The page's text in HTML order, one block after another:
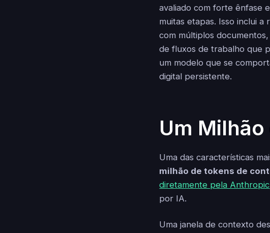
avaliado com forte ênfase
muitas etapas. Isso inclui a
com múltiplos
de fluxos de trabalho que
um modelo que se
digital persistente.
Um
Uma das características
milhão de tokens de
diretamente pela Anthropic
por IA.
Uma janela de contexto